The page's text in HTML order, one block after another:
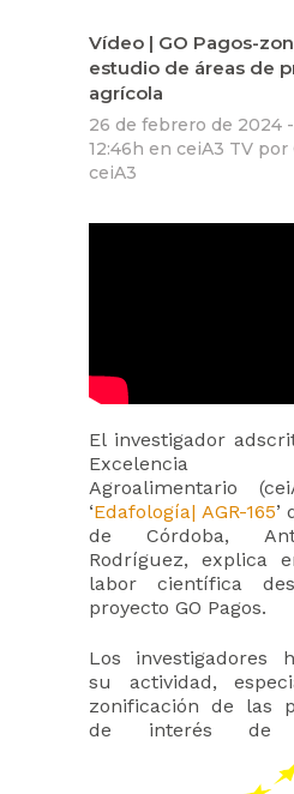
Vídeo | GO Pagos-
estudio de áreas de
agrícola
26 de febrero de 2024 -
12:46h en ceiA3 TV por
ceiA3
El investigador
Excelencia
Agroalimentario
‘Edafología| AGR-165’
de Córdoba,
Rodríguez, explica
labor científica
proyecto GO Pagos.
Los investigadores
su actividad,
zonificación de las
de interés de